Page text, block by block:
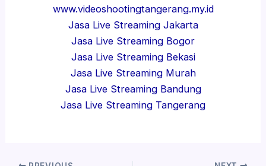
www.videoshootingtangerang.my.id
Jasa Live Streaming Jakarta
Jasa Live Streaming Bogor
Jasa Live Streaming Bekasi
Jasa Live Streaming Murah
Jasa Live Streaming Bandung
Jasa Live Streaming Tangerang